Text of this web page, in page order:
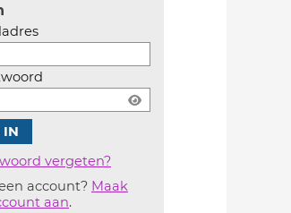
vergeten?
account? Maak
aan.